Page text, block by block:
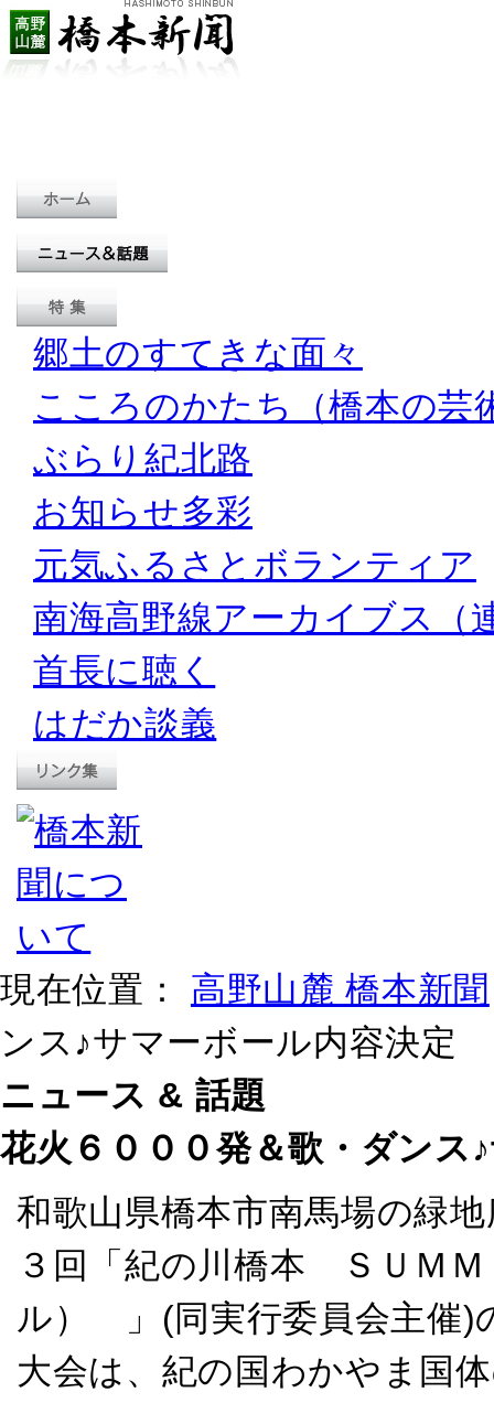
郷土のすてきな面々
こころのかたち（橋本の芸
ぶらり紀北路
お知らせ多彩
元気ふるさとボランティア
南海高野線アーカイブス（
首長に聴く
はだか談義
現在位置： 高野山麓 橋本新聞
ンス♪サマーボール内容決定
ニュース & 話題
花火６０００発＆歌・ダンス
和歌山県橋本市南馬場の緑
３回「紀の川橋本 ＳＵＭ
ル） 」(同実行委員会主催)
大会は、紀の国わかやま国